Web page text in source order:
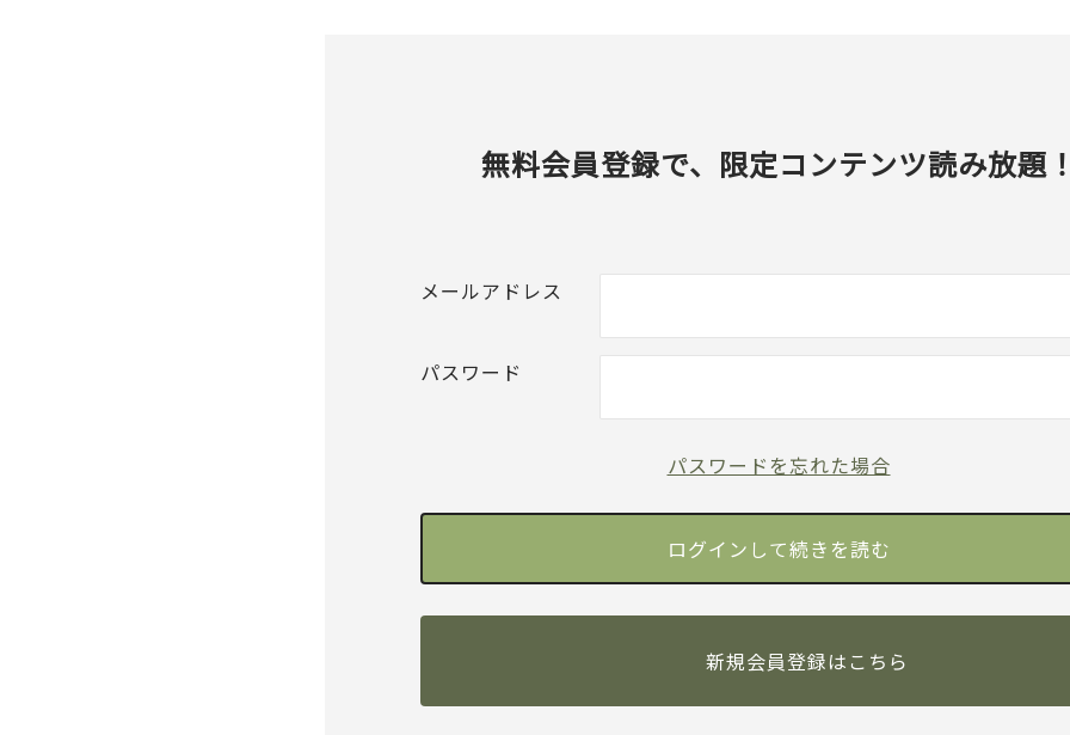
無料会員登録で、限定コンテンツ読み放題
メールアドレス
パスワード
パスワードを忘れた場合
新規会員登録はこちら